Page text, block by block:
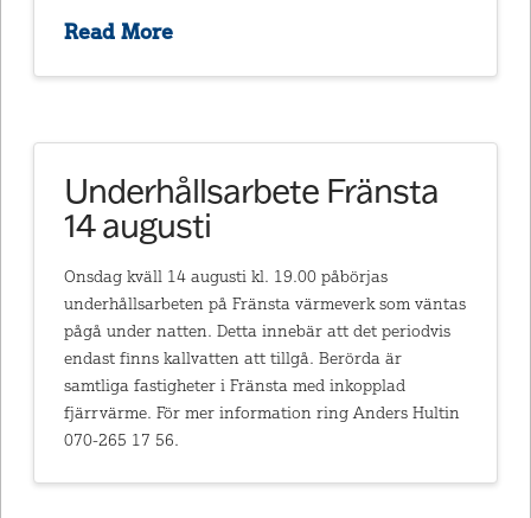
Read More
Underhållsarbete Fränsta
14 augusti
Onsdag kväll 14 augusti kl. 19.00 påbörjas
underhållsarbeten på Fränsta värmeverk som väntas
pågå under natten. Detta innebär att det periodvis
endast finns kallvatten att tillgå. Berörda är
samtliga fastigheter i Fränsta med inkopplad
fjärrvärme. För mer information ring Anders Hultin
070-265 17 56.